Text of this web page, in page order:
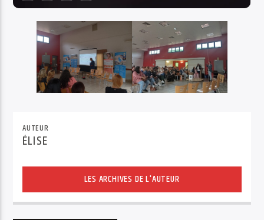
AUTEUR
ÉLISE
LES ARCHIVES DE L'AUTEUR